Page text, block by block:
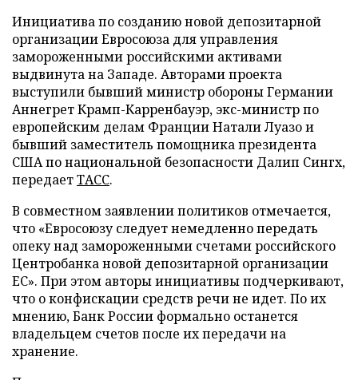
Инициатива по созданию новой депозитарной
организации Евросоюза для управления
замороженными российскими активами
выдвинута на Западе. Авторами проекта
выступили бывший министр обороны Германии
Аннегрет Крамп-Карренбауэр, экс-министр по
европейским делам Франции Натали Луазо и
бывший заместитель помощника президента
США по национальной безопасности Далип Сингх,
передаетТАСС.
В совместном заявлении политиков отмечается,
что «Евросоюзу следует немедленно передать
опеку над замороженными счетами российского
Центробанка новой депозитарной организации
ЕС». При этом авторы инициативы подчеркивают,
что о конфискации средств речи не идет. По их
мнению, Банк России формально останется
владельцем счетов после их передачи на
хранение.